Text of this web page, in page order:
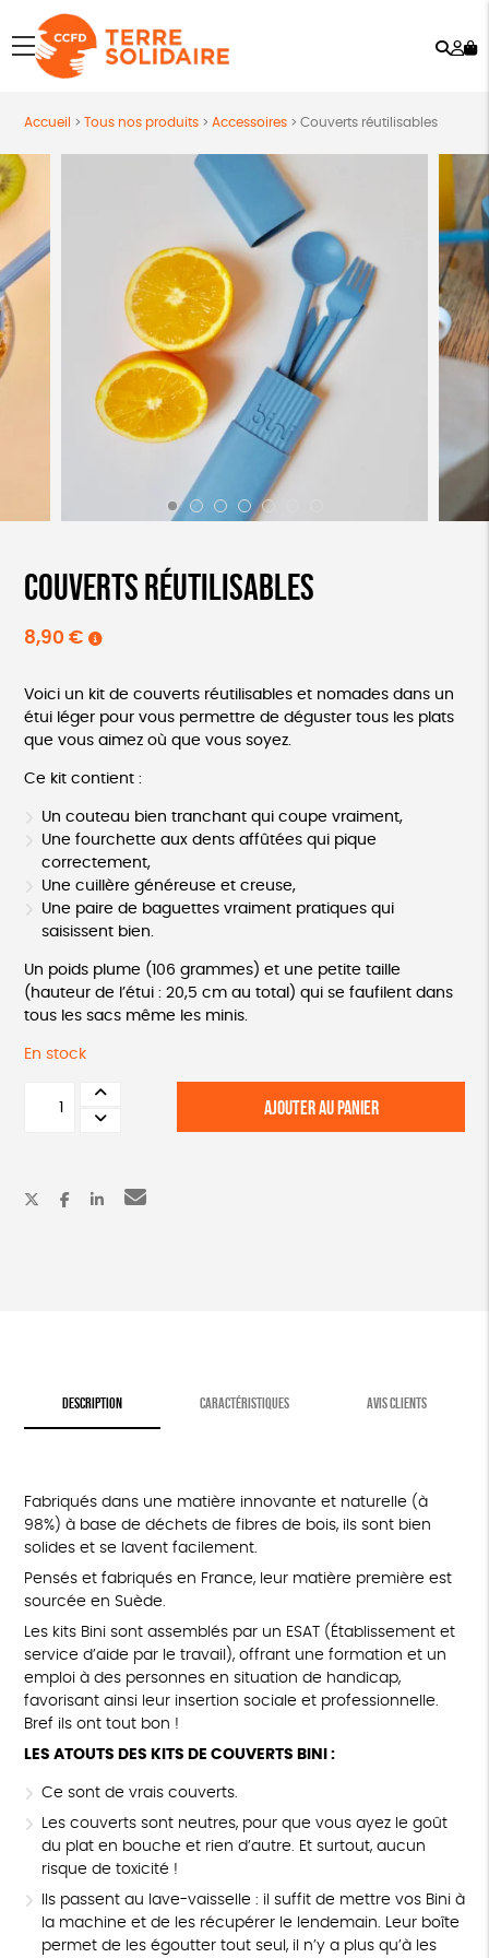
menu
Accueil > Tous nos produits> Accessoires> Couverts réutilisables
Couverts réutilisables
8,90 €
Voici un kit de couverts réutilisables et nomades dans un
étui léger pour vous permettre de déguster tous les plats
que vous aimez où que vous soyez.
Ce kit contient :
Un couteau bien tranchant qui coupe vraiment,
Une fourchette aux dents affûtées qui pique
correctement,
Une cuillère généreuse et creuse,
Une paire de baguettes vraiment pratiques qui
saisissent bien.
Un poids plume (106 grammes) et une petite taille
(hauteur de l’étui : 20,5 cm au total) qui se faufilent dans
tous les sacs même les minis.
En stock
AJOUTER AU PANIER
DESCRIPTION CARACTÉRISTIQUES AVIS CLIENTS
Fabriqués dans une matière innovante et naturelle (à
98%) à base de déchets de fibres de bois, ils sont bien
solides et se lavent facilement.
Pensés et fabriqués en France, leur matière première est
sourcée en Suède.
Les kits Bini sont assemblés par un ESAT (Établissement et
service d’aide par le travail), offrant une formation et un
emploi à des personnes en situation de handicap,
favorisant ainsi leur insertion sociale et professionnelle.
Bref ils ont tout bon !
LES ATOUTS DES KITS DE COUVERTS BINI :
Ce sont de vrais couverts.
Les couverts sont neutres, pour que vous ayez le goût
du plat en bouche et rien d’autre. Et surtout, aucun
risque de toxicité !
Ils passent au lave-vaisselle : il suffit de mettre vos Bini à
la machine et de les récupérer le lendemain. Leur boîte
permet de les égoutter tout seul, il n’y a plus qu’à les